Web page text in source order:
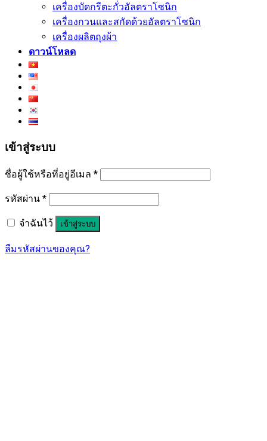
เครื่องบัดกรีตะกั่วอัลตราโซนิก
เครื่องกวนและสกัดด้วยอัลตราโซนิก
เครื่องผลิตถุงผ้า
ดาวน์โหลด
เข้าสู่ระบบ
ชื่อผู้ใช้หรือที่อยู่อีเมล *
รหัสผ่าน *
จำฉันไว้ เข้าสู่ระบบ
ลืมรหัสผ่านของคุณ?